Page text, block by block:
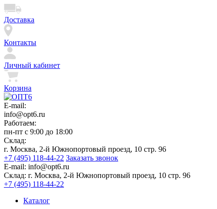
Доставка
Контакты
Личный кабинет
Корзина
E-mail:
info@opt6.ru
Работаем:
пн-пт с 9:00 до 18:00
Склад:
г. Москва, 2-й Южнопортовый проезд, 10 стр. 96
+7 (495) 118-44-22 Заказать звонок
E-mail: info@opt6.ru
Склад: г. Москва, 2-й Южнопортовый проезд, 10 стр. 96
+7 (495) 118-44-22
Каталог